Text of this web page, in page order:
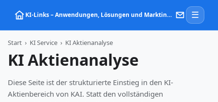
KI‑Links – Anwendungen, Lösungen und Marktinformationen zu Künstlicher Intelligenz ☰
Start › KI Service › KI Aktienanalyse
KI Aktienanalyse
Diese Seite ist der strukturierte Einstieg in den KI-
Aktienbereich von KAI. Statt den vollständigen